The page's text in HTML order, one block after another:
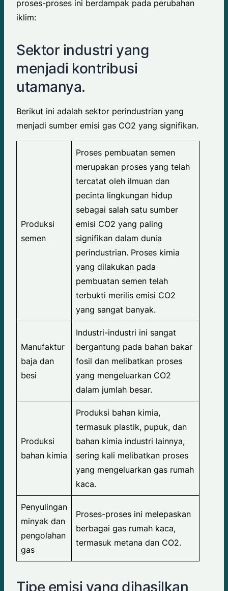
proses-proses ini berdampak pada perubahan
iklim:
Sektor industri yang
menjadi kontribusi
utamanya.
Berikut ini adalah sektor perindustrian yang
menjadi sumber emisi gas CO2 yang signifikan.
Produksi
semen
Proses pembuatan semen
merupakan proses yang telah
tercatat oleh ilmuan dan
pecinta lingkungan hidup
sebagai salah satu sumber
emisi CO2 yang paling
signifikan dalam dunia
perindustrian. Proses kimia
yang dilakukan pada
pembuatan semen telah
terbukti merilis emisi CO2
yang sangat banyak.
Manufaktur
baja dan
besi
Industri-industri ini sangat
bergantung pada bahan bakar
fosil dan melibatkan proses
yang mengeluarkan CO2
dalam jumlah besar.
Produksi
bahan kimia
Produksi bahan kimia,
termasuk plastik, pupuk, dan
bahan kimia industri lainnya,
sering kali melibatkan proses
yang mengeluarkan gas rumah
kaca.
Penyulingan
minyak dan
pengolahan
gas
Proses-proses ini melepaskan
berbagai gas rumah kaca,
termasuk metana dan CO2.
Tipe emisi yang dihasilkan